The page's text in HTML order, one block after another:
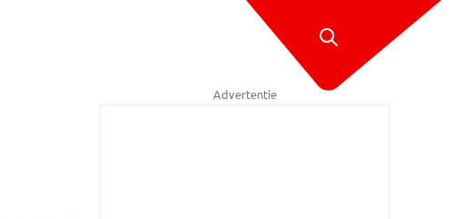
Advertentie